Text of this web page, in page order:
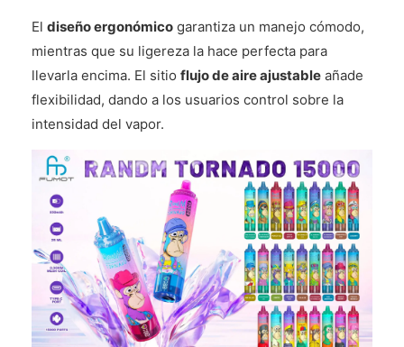
El diseño ergonómico garantiza un manejo cómodo,
mientras que su ligereza la hace perfecta para
llevarla encima. El sitio flujo de aire ajustable añade
flexibilidad, dando a los usuarios control sobre la
intensidad del vapor.